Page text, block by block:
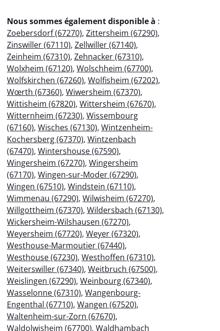
Nous sommes également disponible à :
Zoebersdorf (67270), Zittersheim (67290),
Zinswiller (67110), Zellwiller (67140),
Zeinheim (67310), Zehnacker (67310),
Wolxheim (67120), Wolschheim (67700),
Wolfskirchen (67260), Wolfisheim (67202),
Wœrth (67360), Wiwersheim (67370),
Wittisheim (67820), Wittersheim (67670),
Witternheim (67230), Wissembourg
(67160), Wisches (67130), Wintzenheim-
Kochersberg (67370), Wintzenbach
(67470), Wintershouse (67590),
Wingersheim (67270), Wingersheim
(67170), Wingen-sur-Moder (67290),
Wingen (67510), Windstein (67110),
Wimmenau (67290), Wilwisheim (67270),
Willgottheim (67370), Wildersbach (67130),
Wickersheim-Wilshausen (67270),
Weyersheim (67720), Weyer (67320),
Westhouse-Marmoutier (67440),
Westhouse (67230), Westhoffen (67310),
Weiterswiller (67340), Weitbruch (67500),
Weislingen (67290), Weinbourg (67340),
Wasselonne (67310), Wangenbourg-
Engenthal (67710), Wangen (67520),
Waltenheim-sur-Zorn (67670),
Waldolwisheim (67700), Waldhambach